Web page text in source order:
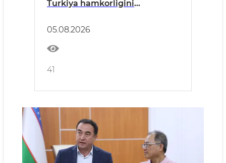
Turkiya hamkorligini
05.08.2026
41